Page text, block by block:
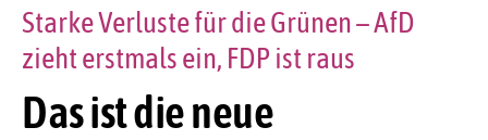
Das ist die neue
Starke Verluste für die Grünen – AfD
zieht erstmals ein, FDP ist raus